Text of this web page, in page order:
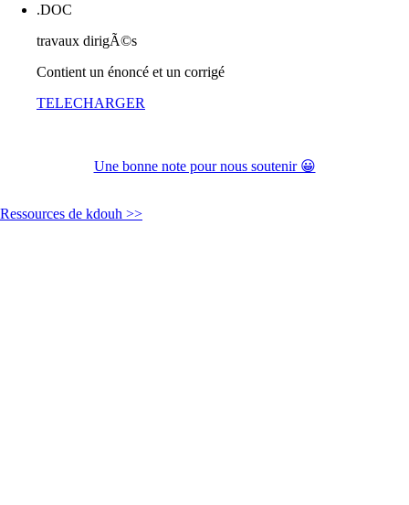
.DOC
travaux dirigÃ©s
Contient un énoncé et un corrigé
TELECHARGER
Une bonne note pour nous soutenir 😀
Ressources de kdouh >>